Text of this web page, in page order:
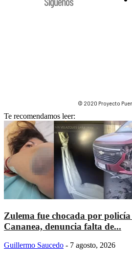
© 2020 Proyecto
Te recomendamos leer:
Zulema fue chocada por
Cananea, denuncia falta de...
Guillermo Saucedo - 7 agosto, 2026